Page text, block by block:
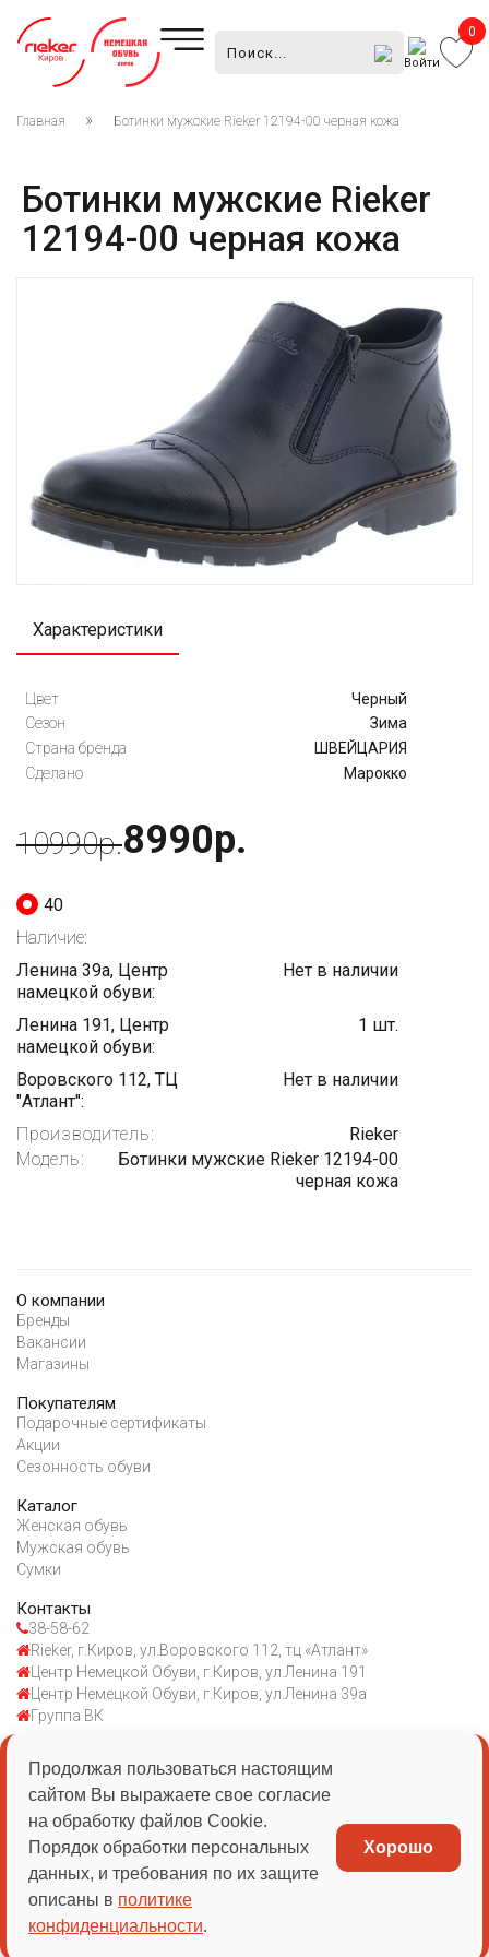
Войти
0
Главная Ботинки мужские Rieker 12194-00 черная кожа
Ботинки мужские Rieker
12194-00 черная кожа
Характеристики
Цвет
Черный
Сезон
Зима
Страна бренда
ШВЕЙЦАРИЯ
Сделано
Марокко
10990р.8990р.
40
Наличие:
Ленина 39а, Центр
намецкой обуви:
Нет в наличии
Ленина 191, Центр
намецкой обуви:
1 шт.
Воровского 112, ТЦ
"Атлант":
Нет в наличии
Производитель:
Rieker
Модель:
Ботинки мужские Rieker 12194-00
черная кожа
О компании
Бренды
Вакансии
Магазины
Покупателям
Подарочные сертификаты
Акции
Сезонность обуви
Каталог
Женская обувь
Мужская обувь
Сумки
Контакты
38-58-62
Rieker, г.Киров, ул.Воровского 112, тц «Атлант»
Центр Немецкой Обуви, г.Киров, ул.Ленина 191
Центр Немецкой Обуви, г.Киров, ул.Ленина 39а
Группа ВК
ИП Казаковцева ЕВ
ОГРН 1054313528103
Политика конфиденциальности
Продолжая пользоваться настоящим
сайтом Вы выражаете свое согласие
на обработку файлов Cookie.
Порядок обработки персональных
данных, и требования по их защите
описаны в политике
конфиденциальности.
Хорошо